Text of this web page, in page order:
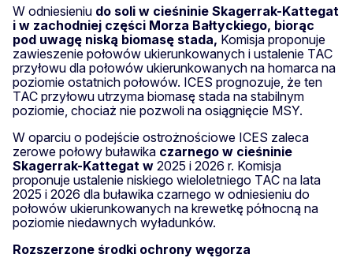
W odniesieniu do soli w cieśninie Skagerrak-Kattegat
i w zachodniej części Morza Bałtyckiego, biorąc
pod uwagę niską biomasę stada, Komisja proponuje
zawieszenie połowów ukierunkowanych i ustalenie TAC
przyłowu dla połowów ukierunkowanych na homarca na
poziomie ostatnich połowów. ICES prognozuje, że ten
TAC przyłowu utrzyma biomasę stada na stabilnym
poziomie, chociaż nie pozwoli na osiągnięcie MSY.
W oparciu o podejście ostrożnościowe ICES zaleca
zerowe połowy buławika czarnego w cieśninie
Skagerrak-Kattegat w 2025 i 2026 r. Komisja
proponuje ustalenie niskiego wieloletniego TAC na lata
2025 i 2026 dla buławika czarnego w odniesieniu do
połowów ukierunkowanych na krewetkę północną na
poziomie niedawnych wyładunków.
Rozszerzone środki ochrony węgorza